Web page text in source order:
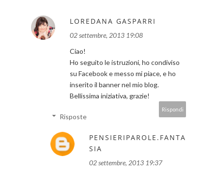
LOREDANA GASPARRI
02 settembre, 2013 19:08
Ciao!
Ho seguito le istruzioni, ho condiviso
su Facebook e messo mi piace, e ho
inserito il banner nel mio blog.
Bellissima iniziativa, grazie!
Rispondi
Risposte
PENSIERIPAROLE.FANTA
SIA
02 settembre, 2013 19:37